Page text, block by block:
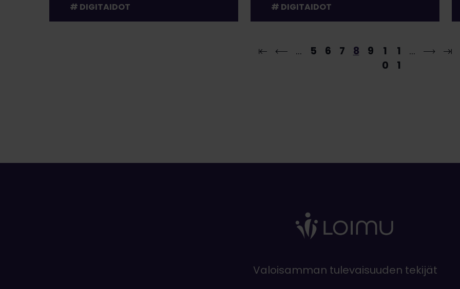
DIGITAIDOT DIGITAIDOT
… 5 6 7 8 9
1
0
1
1
…
Valoisamman tulevaisuuden tekijät